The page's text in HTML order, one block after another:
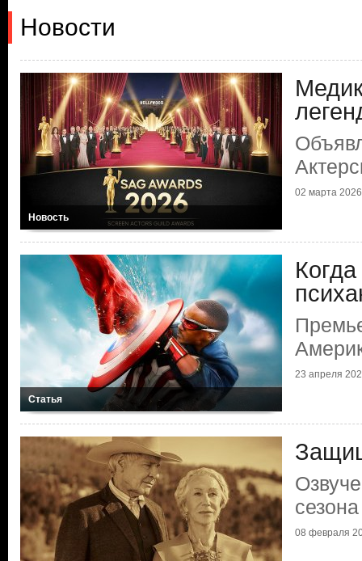
Новости
Новость
02 марта 2026
Статья
23 апреля
08 февраля